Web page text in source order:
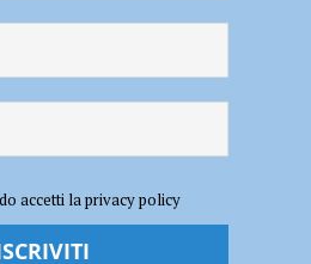
accetti la privacy policy